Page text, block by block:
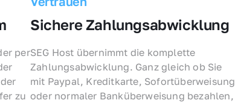
per
zu
Sichere Zahlungsabwicklung
SEG Host übernimmt die komplette
Zahlungsabwicklung. Ganz gleich ob Sie
mit Paypal, Kreditkarte, Sofortüberweisung
oder normaler Banküberweisung bezahlen,